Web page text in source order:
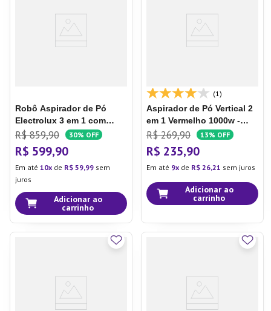
Robô Aspirador de Pó
Electrolux 3 em 1 com
Sensor Antiqueda até 2h20
min Preto (ERB10)
R$ 859,90 30% OFF
R$ 599,90
Em até 10 de R$ 59,99 sem
juros
Adicionar ao
carrinho
(1)
Aspirador de Pó Vertical 2
em 1 Vermelho 1000w -
Multi
R$ 269,90 13% OFF
R$ 235,90
Em até 9 de R$ 26,21 sem juros
Adicionar ao
carrinho